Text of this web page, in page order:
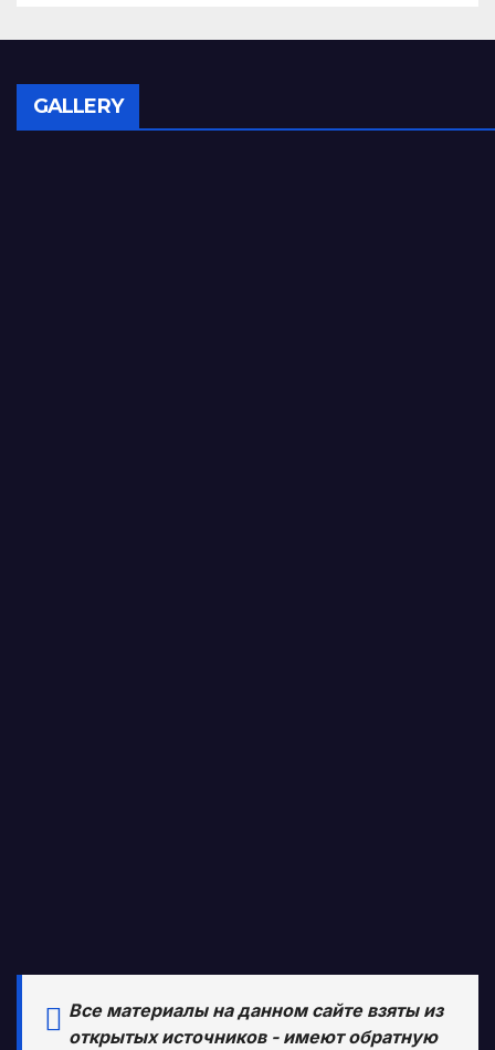
GALLERY
Все материалы на данном сайте взяты из
открытых источников - имеют обратную